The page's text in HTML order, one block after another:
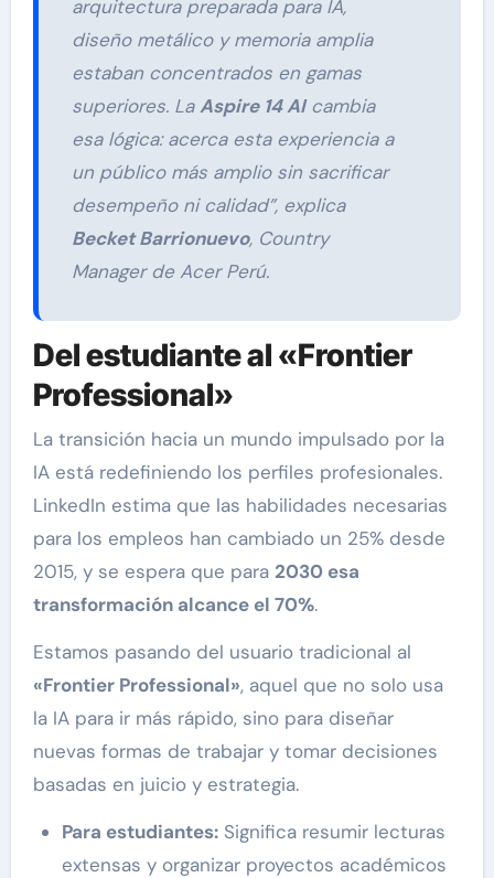
arquitectura preparada para IA,
diseño metálico y memoria amplia
estaban concentrados en gamas
superiores. LaAspire 14 AIcambia
esa lógica: acerca esta experiencia a
un público más amplio sin sacrificar
desempeño ni calidad”, explica
Becket Barrionuevo, Country
Manager de Acer Perú.
Del estudiante al «Frontier
Professional»
La transición hacia un mundo impulsado por la
IA está redefiniendo los perfiles profesionales.
LinkedIn estima que las habilidades necesarias
para los empleos han cambiado un 25% desde
2015, y se espera que para 2030 esa
transformación alcance el 70%.
Estamos pasando del usuario tradicional al
«Frontier Professional», aquel que no solo usa
la IA para ir más rápido, sino para diseñar
nuevas formas de trabajar y tomar decisiones
basadas en juicio y estrategia.
Para estudiantes:Significa resumir lecturas
extensas y organizar proyectos académicos